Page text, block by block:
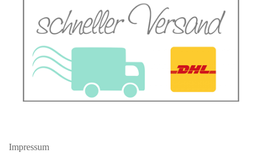
Impressum